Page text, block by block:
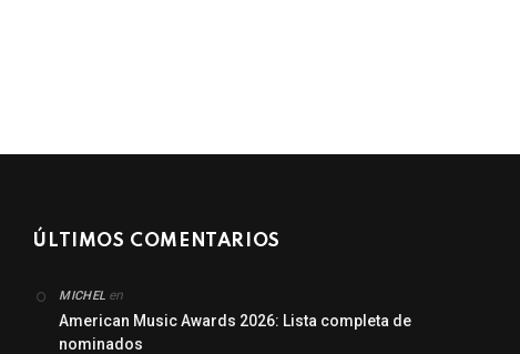
ÚLTIMOS COMENTARIOS
MICHEL en
American Music Awards 2026: Lista completa de
nominados